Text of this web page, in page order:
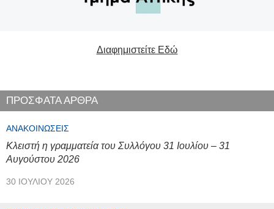
Διαφημιστείτε Εδώ
ΠΡΟΣΦΑΤΑ ΑΡΘΡΑ
ΑΝΑΚΟΙΝΏΣΕΙΣ
Κλειστή η γραμματεία του Συλλόγου 31 Ιουλίου – 31
Αυγούστου 2026
30 ΙΟΥΛΊΟΥ 2026